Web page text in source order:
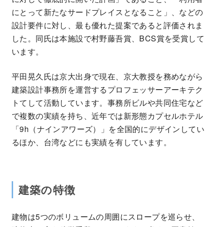
にとって新たなサードプレイスとなること」、などの
設計要件に対し、最も優れた提案であると評価されま
した。同氏は本施設で村野藤吾賞、BCS賞を受賞して
います。
平田晃久氏は京大出身で現在、京大教授を務めながら
建築設計事務所を運営するプロフェッサーアーキテク
トてして活動しています。事務所ビルや共同住宅など
で複数の実績を持ち、近年では新形態カプセルホテル
「9h（ナインアワーズ）」を全国的にデザインしてい
るほか、台湾などにも実績を有しています。
建築の特徴
建物は5つのボリュームの周囲にスロープを巡らせ、